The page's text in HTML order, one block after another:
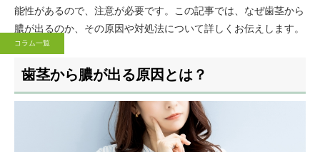
コラム一覧
能性があるので、注意が必要です。この記事では、なぜ歯茎から
膿が出るのか、その原因や対処法について詳しくお伝えします。
歯茎から膿が出る原因とは？